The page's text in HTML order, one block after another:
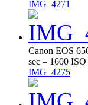
IMG_4271
Canon EOS
sec – 1600 ISO
IMG_4275